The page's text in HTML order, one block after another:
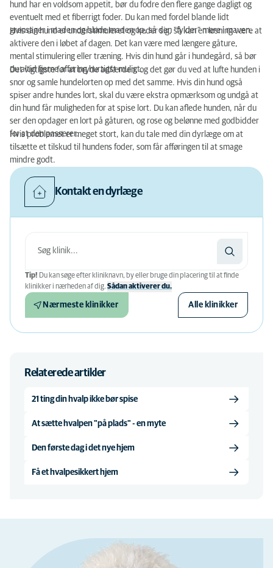
hund har en voldsom appetit, bør du fodre den flere gange dagligt og
eventuelt med et fiberrigt foder. Du kan med fordel blande lidt
grønsager i maden og bløde maden op, så den "fylder" mere i maven.
Hvis din hund er understimuleret og keder sig, så kan en løsning være at
aktivere den i løbet af dagen. Det kan være med længere gåture,
mental stimulering eller træning. Hvis din hund går i hundegård, så bør
du altid fjerne afføring hurtigst muligt.
Det vigtigste for at bryde adfærden, og det gør du ved at lufte hunden i
snor og samle hundelorten op med det samme. Hvis din hund også
spiser andre hundes lort, skal du være ekstra opmærksom og undgå at
din hund får muligheden for at spise lort. Du kan aflede hunden, når du
ser den opdager en lort på gåturen, og rose og belønne med godbidder
for at den passerer.
Hvis problemet er meget stort, kan du tale med din dyrlæge om at
tilsætte et tilskud til hundens foder, som får afføringen til at smage
mindre godt.
Kontakt en dyrlæge
Tip! Du kan søge efter kliniknavn, by eller bruge din placering til at finde
klinikker i nærheden af ​​dig. Sådan aktiverer du.
Nærmeste klinikker Alle klinikker
Relaterede artikler
21 ting din hvalp ikke bør spise
At sætte hvalpen "på plads" - en myte
Den første dag i det nye hjem
Få et hvalpesikkert hjem